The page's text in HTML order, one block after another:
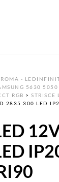
-
5630 5050
RGB >STRISCE
2835 300 LED